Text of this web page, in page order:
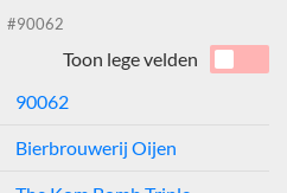
#90062
Toon lege velden
90062
Bierbrouwerij Oijen